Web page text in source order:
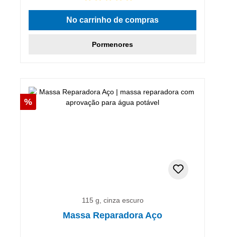
Classificação média de 5 de 5 estrelas
No carrinho de compras
Pormenores
Desconto
%
115 g, cinza escuro
Massa Reparadora Aço